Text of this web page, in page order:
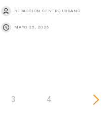
REDACCIÓN CENTRO URBANO
MAYO 25, 2026
3 4